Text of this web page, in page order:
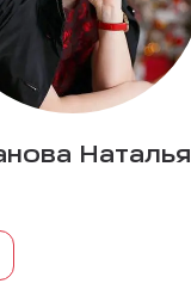
Наталья